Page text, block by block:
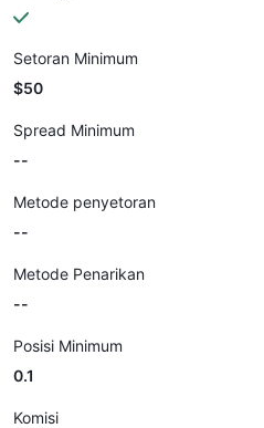
Setoran Minimum
$50
Spread Minimum
--
Metode penyetoran
--
Metode Penarikan
--
Posisi Minimum
0.1
Komisi